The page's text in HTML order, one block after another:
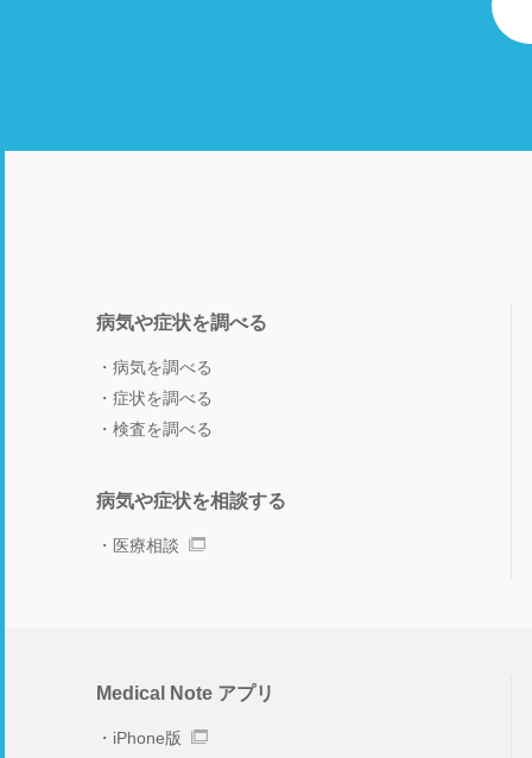
病気や症状を調べる
病気を調べる
症状を調べる
検査を調べる
病気や症状を相談する
医療相談
Medical Note アプリ
iPhone版